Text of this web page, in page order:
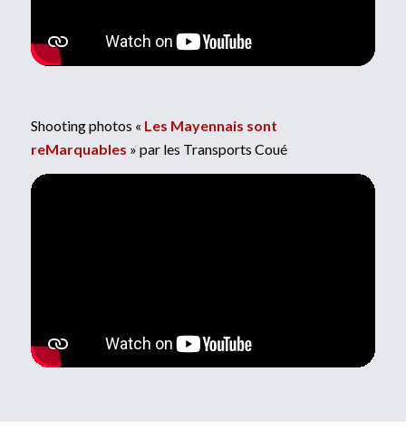
Shooting photos « Les Mayennais sont
reMarquables » par les Transports Coué